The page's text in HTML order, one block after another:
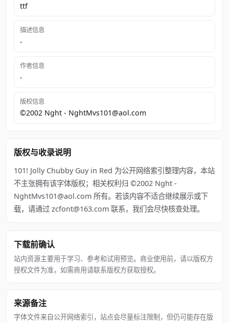
ttf
描述信息
-
作者信息
-
版权信息
©2002 Nght - NghtMvs101@aol.com
版权与收录说明
101! Jolly Chubby Guy in Red 为公开网络索引整理内容，本站
不主张拥有该字体版权；相关权利归 ©2002 Nght -
NghtMvs101@aol.com 所有。若该内容不适合继续展示或下
载，请通过 zcfont@163.com 联系，我们会尽快核查处理。
下载前确认
站内资源主要用于学习、参考和试用预览。商业使用前，请以版权方
授权文件为准，如需商用请联系版权方获取授权。
来源备注
字体文件来自公开网络索引，站点会尽量标注限制，但仍可能存在版